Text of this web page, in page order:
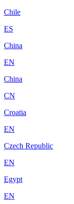
Chile
ES
China
EN
China
CN
Croatia
EN
Czech Republic
EN
Egypt
EN